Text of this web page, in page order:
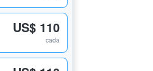
US$ 110
cada